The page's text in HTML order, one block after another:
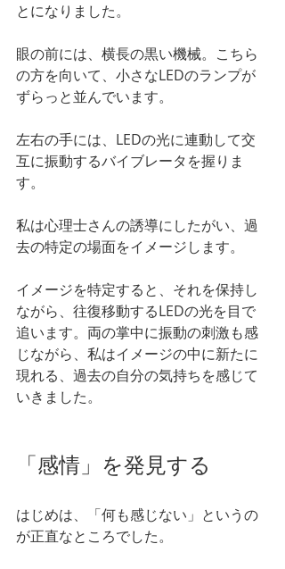
とになりました。
眼の前には、横長の黒い機械。こちら
の方を向いて、小さなLEDのランプが
ずらっと並んでいます。
左右の手には、LEDの光に連動して交
互に振動するバイブレータを握りま
す。
私は心理士さんの誘導にしたがい、過
去の特定の場面をイメージします。
イメージを特定すると、それを保持し
ながら、往復移動するLEDの光を目で
追います。両の掌中に振動の刺激も感
じながら、私はイメージの中に新たに
現れる、過去の自分の気持ちを感じて
いきました。
「感情」を発見する
はじめは、「何も感じない」というの
が正直なところでした。